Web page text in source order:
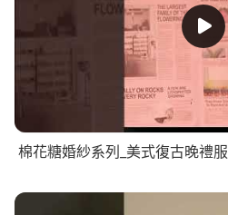
棉花糖婚紗系列_美式復古晚禮服